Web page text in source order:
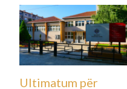
Ultimatum për